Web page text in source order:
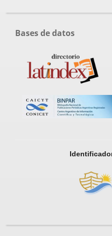
Bases de datos